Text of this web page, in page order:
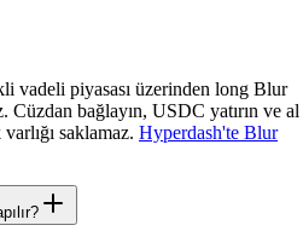
vadeli piyasası üzerinden long Blur
bağlayın, USDC yatırın ve al
saklamaz. Hyperdash'te Blur